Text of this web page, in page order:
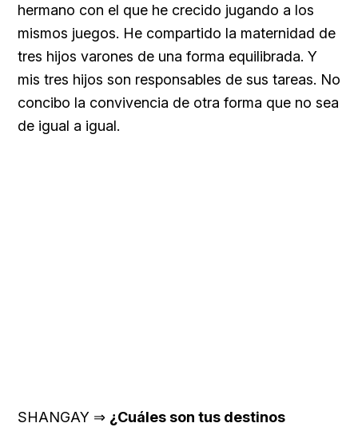
hermano con el que he crecido jugando a los
mismos juegos. He compartido la maternidad de
tres hijos varones de una forma equilibrada. Y
mis tres hijos son responsables de sus tareas. No
concibo la convivencia de otra forma que no sea
de igual a igual.
SHANGAY ⇒ ¿Cuáles son tus destinos